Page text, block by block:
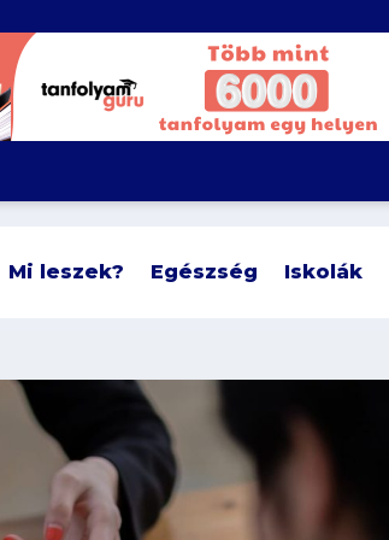
Mi leszek? Egészség Iskolák